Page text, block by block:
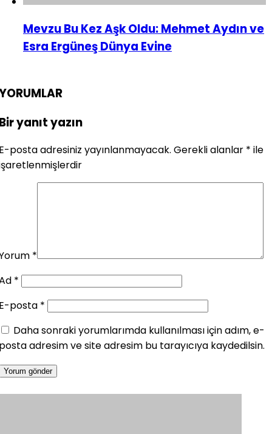
Mevzu Bu Kez Aşk Oldu: Mehmet Aydın ve
Esra Ergüneş Dünya Evine
yanıt yazın
posta adresiniz yayınlanmayacak. Gerekli alanlar * ile
*
*
posta *
Daha sonraki yorumlarımda kullanılması için adım, e-
adresim ve site adresim bu tarayıcıya kaydedilsin.